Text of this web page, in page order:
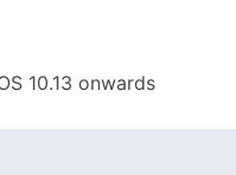
10.13 onwards